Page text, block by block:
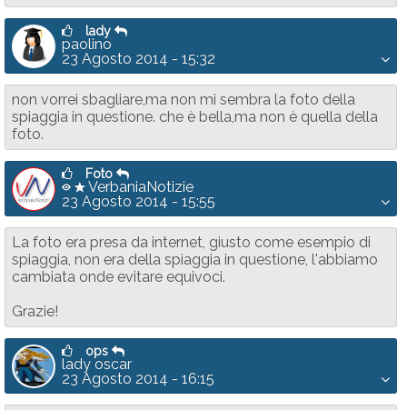
lady
paolino
23 Agosto 2014 - 15:32
non vorrei sbagliare,ma non mi sembra la foto della
spiaggia in questione. che è bella,ma non è quella della
foto.
Foto
VerbaniaNotizie
23 Agosto 2014 - 15:55
La foto era presa da internet, giusto come esempio di
spiaggia, non era della spiaggia in questione, l'abbiamo
cambiata onde evitare equivoci.
Grazie!
ops
lady oscar
23 Agosto 2014 - 16:15